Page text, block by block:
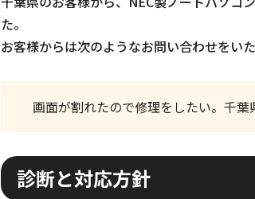
た。
お客様からは次のようなお問い合わせをいた
画面が割れたので修理をしたい。千葉
診断と対応方針